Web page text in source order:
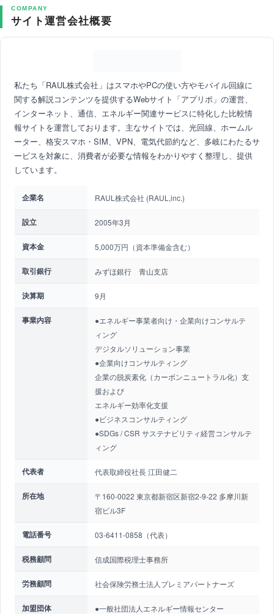
COMPANY
サイト運営会社概要
私たち「RAUL株式会社」はスマホやPCの使い方やモバイル回線に
関する解説コンテンツを提供するWebサイト「アプリポ」の運営、
インターネット、通信、エネルギー関連サービスに特化した比較情
報サイトを運営しております。主なサイトでは、光回線、ホームル
ーター、格安スマホ・SIM、VPN、電気代節約など、多岐にわたるサ
ービスを対象に、消費者が必要な情報をわかりやすく整理し、提供
しています。
企業名 RAUL株式会社 (RAUL,inc.)
設立 2005年3月
資本金 5,000万円（資本準備金含む）
取引銀行 みずほ銀行 青山支店
決算期 9月
事業内容
●エネルギー事業者向け・企業向けコンサルテ
ィング
デジタルソリューション事業
●企業向けコンサルティング
企業の脱炭素化（カーボンニュートラル化）支
援および
エネルギー効率化支援
●ビジネスコンサルティング
●SDGs / CSR サステナビリティ経営コンサルテ
ィング
代表者 代表取締役社長 江田健二
所在地
〒160-0022 東京都新宿区新宿2-9-22 多摩川新
宿ビル3F
電話番号 03-6411-0858（代表）
税務顧問 信成国際税理士事務所
労務顧問 社会保険労務士法人プレミアパートナーズ
加盟団体
●一般社団法人エネルギー情報センター